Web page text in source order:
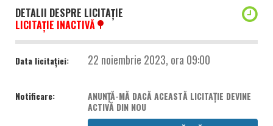
DETALII DESPRE LICITAȚIE
LICITAȚIE INACTIVĂ
Data licitației: 22 noiembrie 2023, ora 09:00
Notificare:
ANUNȚĂ-MĂ DACĂ ACEASTĂ LICITAȚIE DEVINE
ACTIVĂ DIN NOU